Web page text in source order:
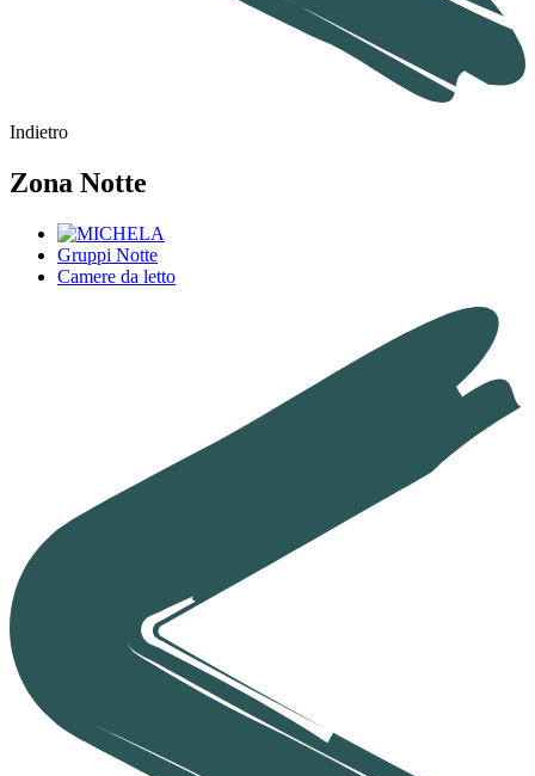
Indietro
Zona Notte
Gruppi Notte
Camere da letto